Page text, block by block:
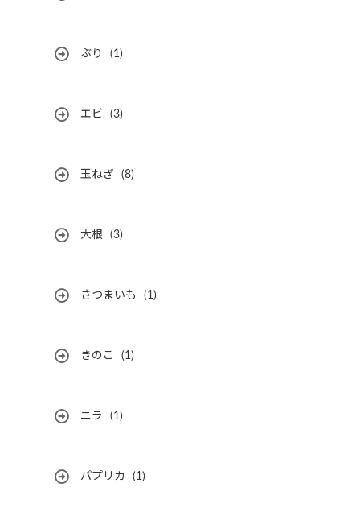
ぶり (1)
エビ (3)
玉ねぎ (8)
大根 (3)
さつまいも (1)
きのこ (1)
ニラ (1)
パプリカ (1)